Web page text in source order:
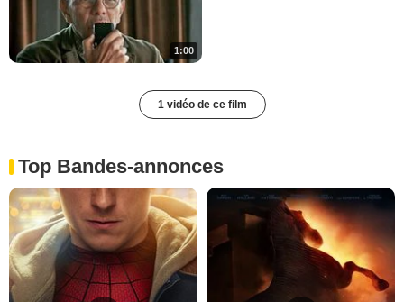
1:00
1 vidéo de ce film
Top Bandes-annonces